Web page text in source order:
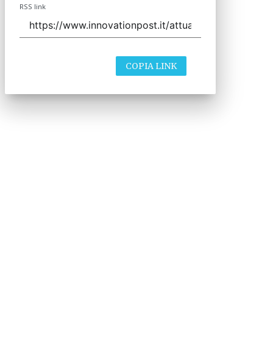
RSS link
COPIA LINK